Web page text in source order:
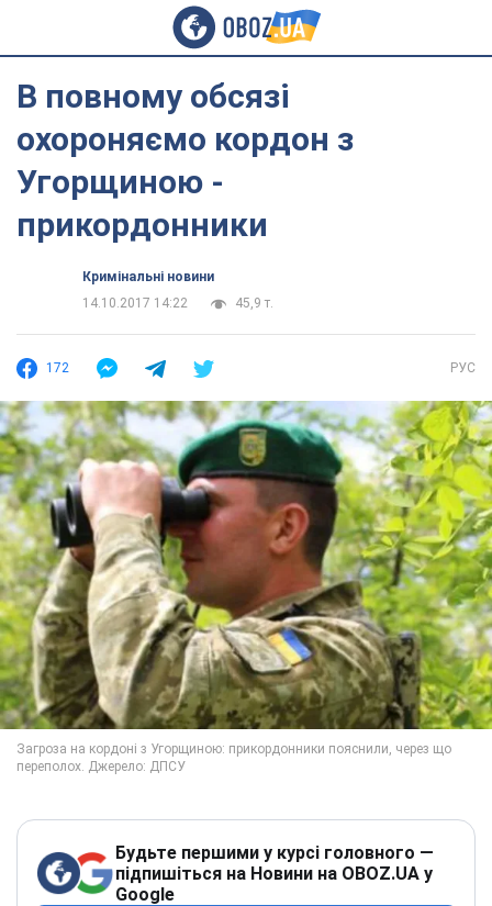
В повному обсязі
охороняємо кордон з
Угорщиною -
прикордонники
Кримінальні новини
14.10.2017 14:22
45,9 т.
172 РУС
Будьте першими у курсі головного —
підпишіться на Новини на OBOZ.UA у
Google